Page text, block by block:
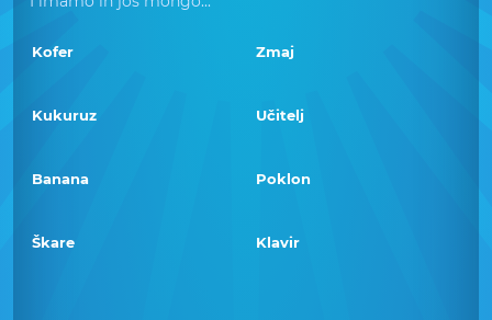
Kofer Zmaj
Kukuruz Učitelj
Banana Poklon
Škare Klavir